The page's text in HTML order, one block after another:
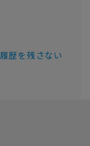
履歴を残さない